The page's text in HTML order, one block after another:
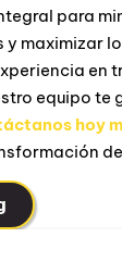
para
y maximizar
en
equipo te
hoy